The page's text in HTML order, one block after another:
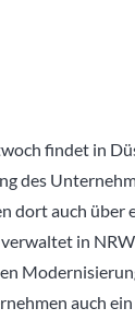
findet in
des
dort auch über
verwaltet in
auch